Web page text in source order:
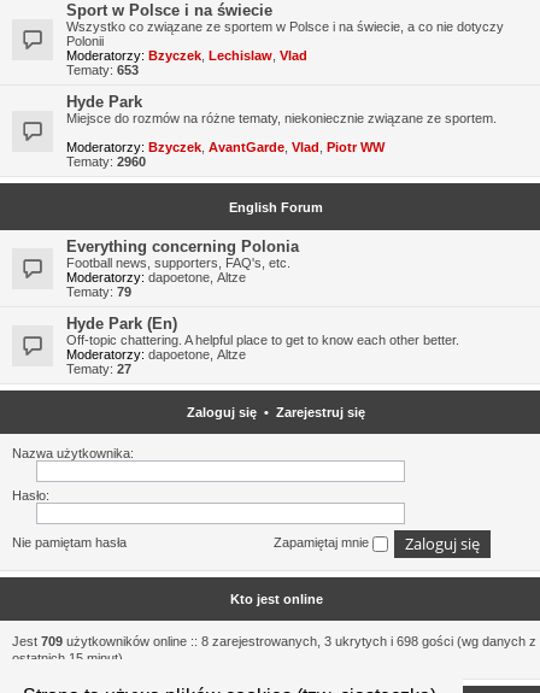
Sport w Polsce i na świecie
Wszystko co związane ze sportem w Polsce i na świecie, a co nie dotyczy
Polonii
Moderatorzy: Bzyczek Lechislaw Vlad
Tematy: 653
Hyde Park
Miejsce do rozmów na różne tematy, niekoniecznie związane ze sportem.
Moderatorzy: Bzyczek AvantGarde Vlad Piotr WW
Tematy: 2960
English Forum
Everything concerning Polonia
Football news, supporters, FAQ's, etc.
Moderatorzy: dapoetone Altze
Tematy: 79
Hyde Park (En)
Off-topic chattering. A helpful place to get to know each other better.
Moderatorzy: dapoetone Altze
Tematy: 27
Zaloguj się • Zarejestruj się
Nazwa użytkownika:
Hasło:
Nie pamiętam hasła Zapamiętaj mnie
Kto jest online
Jest 709 użytkowników online :: 8 zarejestrowanych, 3 ukrytych i 698 gości (wg danych z
ostatnich 15 minut)